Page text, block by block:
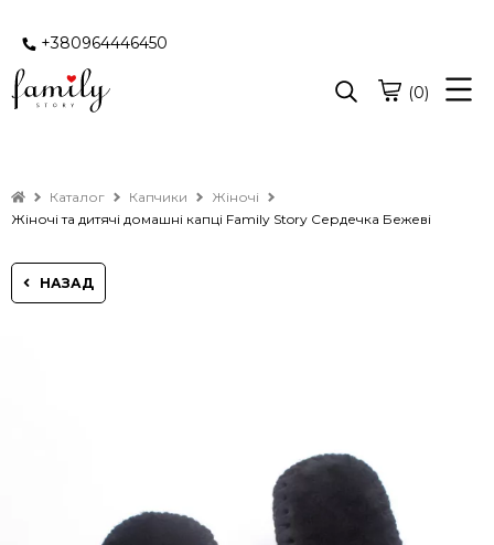
+380964446450
(0)
Каталог Капчики
Жіночі
Жіночі та дитячі домашні капці Family Story Сердечка Бежеві
НАЗАД